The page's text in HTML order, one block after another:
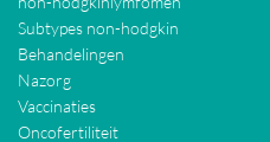
Subtypes non-hodgkin
Behandelingen
Nazorg
Vaccinaties
Oncofertiliteit